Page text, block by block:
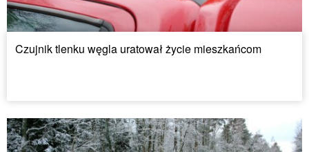
Czujnik tlenku węgla uratował życie mieszkańcom